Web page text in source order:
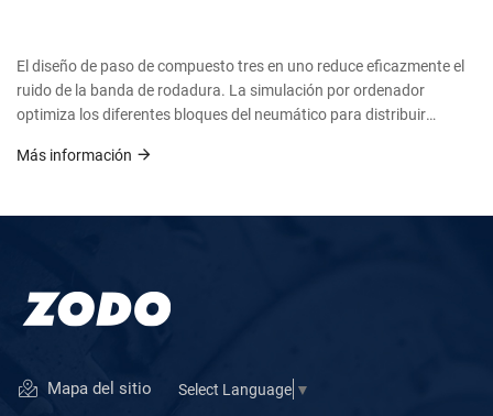
El diseño de paso de compuesto tres en uno reduce eficazmente el
ruido de la banda de rodadura. La simulación por ordenador
optimiza los diferentes bloques del neumático para distribuir
neumático.
Más información
Mapa del sitio Select Language ▼